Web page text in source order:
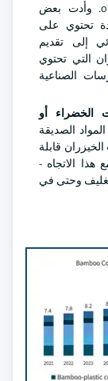
ones that come in contact with food. وأدت بعض
تحتوي على
إلى تقديم
التي تحتوي
الصناعية
الخضراء أو
الصديقة
قابلة
هذا الاتجاه -
وحتى في